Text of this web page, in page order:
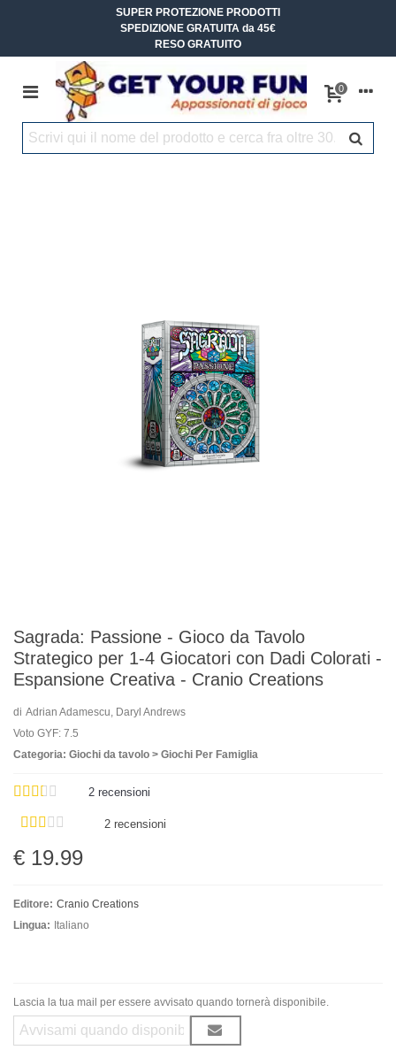
SUPER PROTEZIONE PRODOTTI
SPEDIZIONE GRATUITA da 45€
RESO GRATUITO
0
Sagrada: Passione - Gioco da Tavolo
Strategico per 1-4 Giocatori con Dadi Colorati -
Espansione Creativa - Cranio Creations
di Adrian Adamescu, Daryl Andrews
Voto GYF: 7.5
Categoria: Giochi da tavolo > Giochi Per Famiglia
2 recensioni
2 recensioni
€ 19.99
Editore: Cranio Creations
Lingua: Italiano
Lascia la tua mail per essere avvisato quando tornerà disponibile.